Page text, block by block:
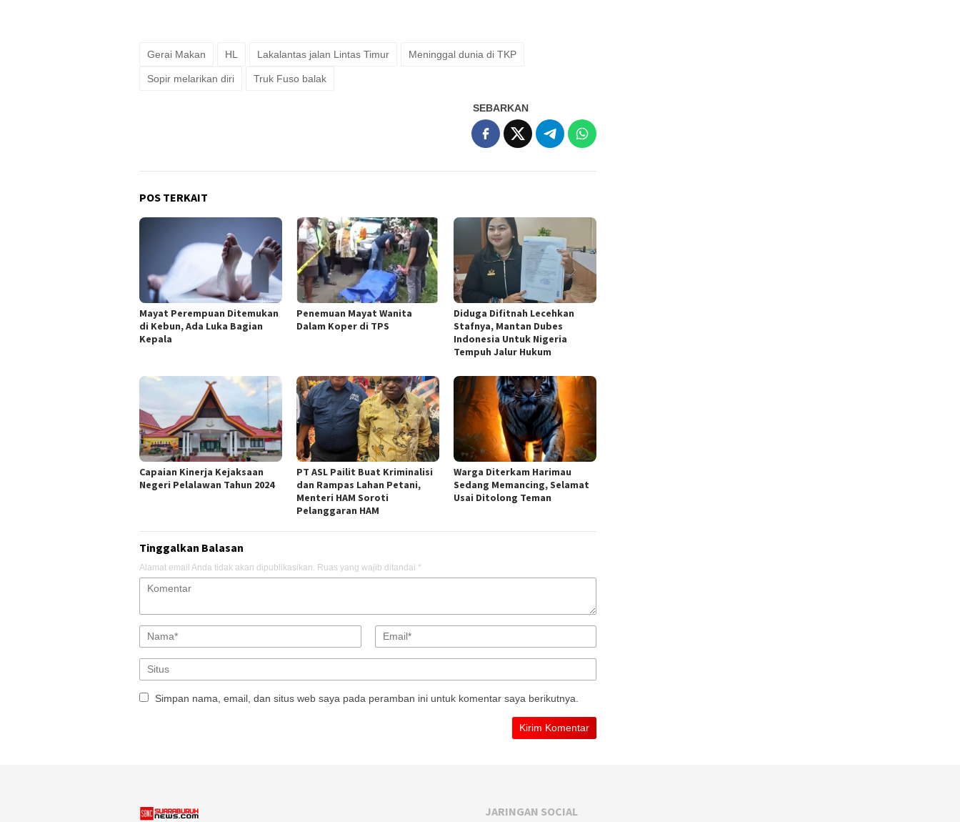
Gerai Makan HL Lakalantas jalan Lintas Timur Meninggal dunia di TKP
Sopir melarikan diri Truk Fuso balak
SEBARKAN
POS TERKAIT
Mayat Perempuan Ditemukan
di Kebun, Ada Luka Bagian
Kepala
Penemuan Mayat Wanita
Dalam Koper di TPS
Diduga Difitnah Lecehkan
Stafnya, Mantan Dubes
Indonesia Untuk Nigeria
Tempuh Jalur Hukum
Capaian Kinerja Kejaksaan
Negeri Pelalawan Tahun 2024
PT ASL Pailit Buat Kriminalisi
dan Rampas Lahan Petani,
Menteri HAM Soroti
Pelanggaran HAM
Warga Diterkam Harimau
Sedang Memancing, Selamat
Usai Ditolong Teman
Tinggalkan Balasan
Alamat email Anda tidak akan dipublikasikan. Ruas yang wajib ditandai *
Simpan nama, email, dan situs web saya pada peramban ini untuk komentar saya berikutnya.
JARINGAN SOCIAL